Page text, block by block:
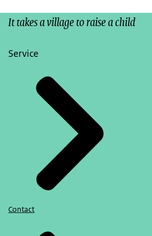
It takes a village to raise a child
Service
Contact